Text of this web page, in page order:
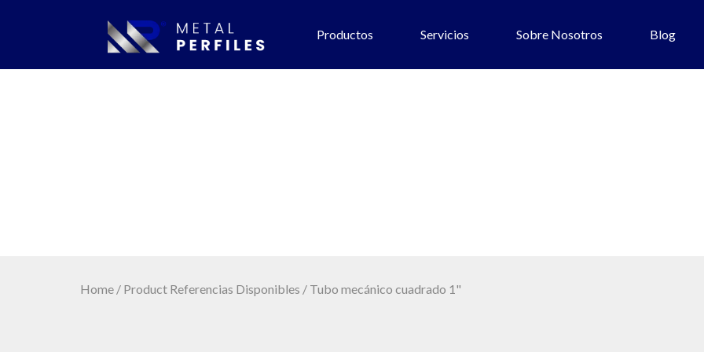
Productos Servicios Sobre Nosotros Blog
Home / Product Referencias Disponibles / Tubo mecánico cuadrado 1"